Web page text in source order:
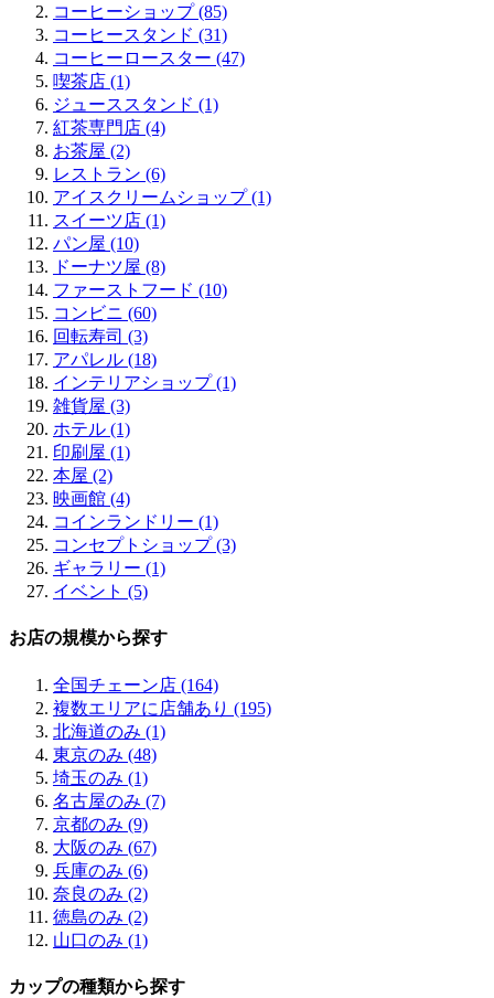
コーヒーショップ (85)
コーヒースタンド (31)
コーヒーロースター (47)
喫茶店 (1)
ジューススタンド (1)
紅茶専門店 (4)
お茶屋 (2)
レストラン (6)
アイスクリームショップ (1)
スイーツ店 (1)
パン屋 (10)
ドーナツ屋 (8)
ファーストフード (10)
コンビニ (60)
回転寿司 (3)
アパレル (18)
インテリアショップ (1)
雑貨屋 (3)
ホテル (1)
印刷屋 (1)
本屋 (2)
映画館 (4)
コインランドリー (1)
コンセプトショップ (3)
ギャラリー (1)
イベント (5)
お店の規模から探す
全国チェーン店 (164)
複数エリアに店舗あり (195)
北海道のみ (1)
東京のみ (48)
埼玉のみ (1)
名古屋のみ (7)
京都のみ (9)
大阪のみ (67)
兵庫のみ (6)
奈良のみ (2)
徳島のみ (2)
山口のみ (1)
カップの種類から探す